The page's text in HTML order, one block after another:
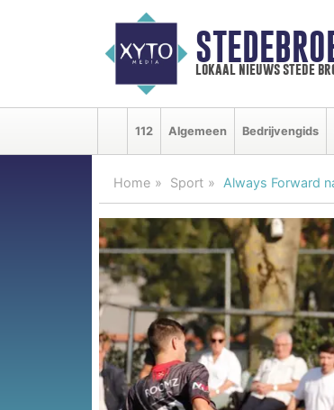
lokaal nieuws stede
112 Algemeen Bedrijvengids
Home Sport Always Forward